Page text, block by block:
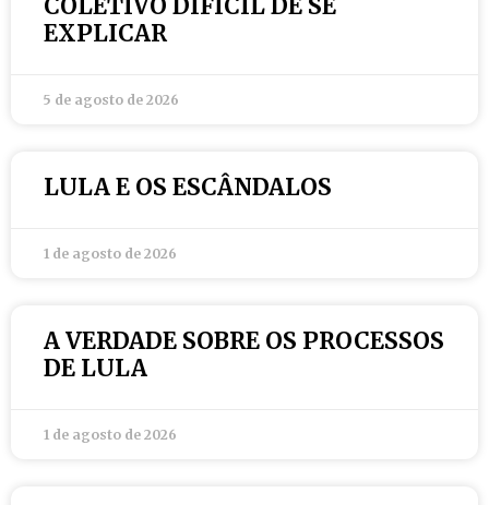
EXPLICAR
5 de agosto de 2026
LULA E OS ESCÂNDALOS
1 de agosto de 2026
A VERDADE SOBRE OS PROCESSOS
DE LULA
1 de agosto de 2026